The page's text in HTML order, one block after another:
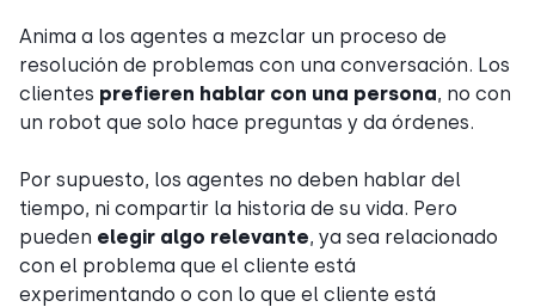
Anima a los agentes a mezclar un proceso de
resolución de problemas con una conversación. Los
clientes prefieren hablar con una persona, no con
un robot que solo hace preguntas y da órdenes.
Por supuesto, los agentes no deben hablar del
tiempo, ni compartir la historia de su vida. Pero
pueden elegir algo relevante, ya sea relacionado
con el problema que el cliente está
experimentando o con lo que el cliente está